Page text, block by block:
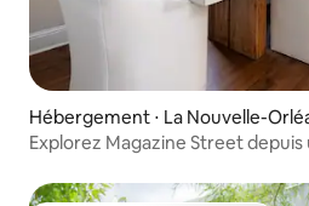
Hébergement ⋅ La Nouvelle-
Explorez Magazine Street